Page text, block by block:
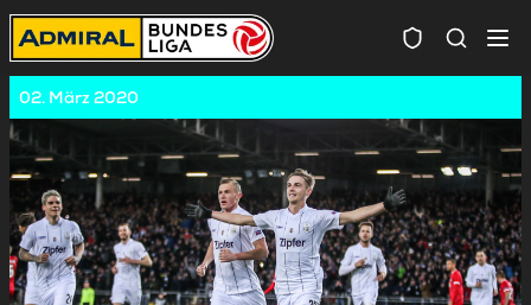
02. März 2020